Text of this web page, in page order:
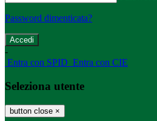
Password dimenticata?
-
Entra con SPID Entra con CIE
Seleziona utente
button close ×